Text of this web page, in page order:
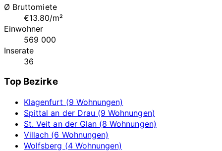
Ø Bruttomiete
€13.80/m²
Einwohner
569 000
Inserate
36
Top Bezirke
Klagenfurt (9 Wohnungen)
Spittal an der Drau (9 Wohnungen)
St. Veit an der Glan (8 Wohnungen)
Villach (6 Wohnungen)
Wolfsberg (4 Wohnungen)